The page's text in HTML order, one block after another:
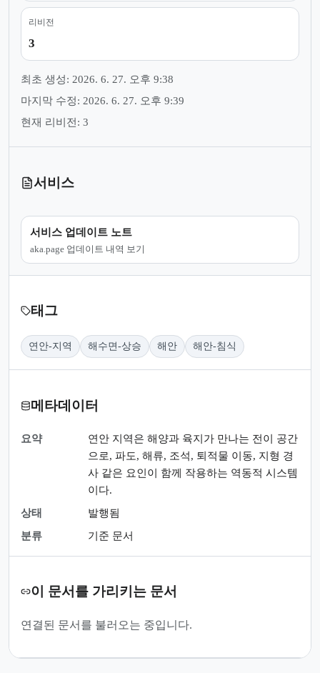
리비전
3
최초 생성: 2026. 6. 27. 오후 9:38
마지막 수정: 2026. 6. 27. 오후 9:39
현재 리비전: 3
서비스
서비스 업데이트 노트
aka.page 업데이트 내역 보기
태그
연안-지역 해수면-상승 해안 해안-침식
메타데이터
요약
연안 지역은 해양과 육지가 만나는 전이 공간
으로, 파도, 해류, 조석, 퇴적물 이동, 지형 경
사 같은 요인이 함께 작용하는 역동적 시스템
이다.
상태
발행됨
분류
기준 문서
이 문서를 가리키는 문서
연결된 문서를 불러오는 중입니다.